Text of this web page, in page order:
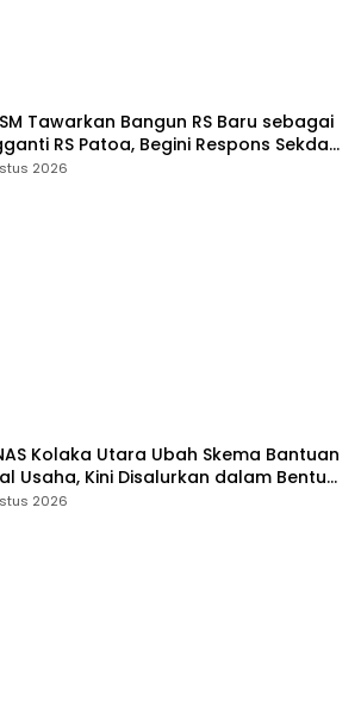
Tawarkan Bangun RS Baru sebagai
RS Patoa, Begini Respons Sekda
2026
Kolaka Utara Ubah Skema Bantuan
Usaha, Kini Disalurkan dalam Bentuk
Senilai Rp419,5 Juta
2026